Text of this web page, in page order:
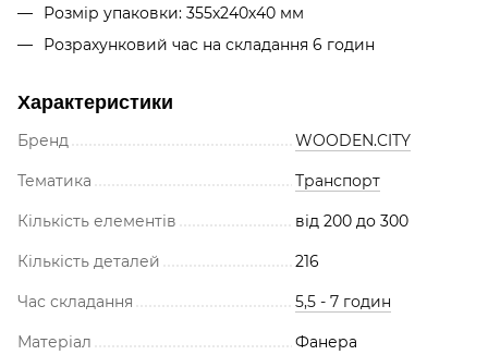
Розмір упаковки: 355х240х40 мм
Розрахунковий час на складання 6 годин
Характеристики
Бренд WOODEN.CITY
Тематика Транспорт
Кількість елементів від 200 до 300
Кількість деталей 216
Час складання 5,5 - 7 годин
Матеріал Фанера